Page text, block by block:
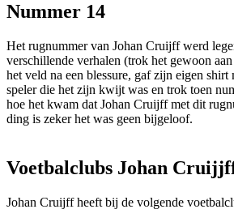
Nummer 14
Het rugnummer van Johan Cruijff werd
verschillende verhalen (trok het gewoon
het veld na een blessure, gaf zijn eigen shirt
speler die het zijn kwijt was en trok toen
hoe het kwam dat Johan Cruijff met dit
ding is zeker het was geen bijgeloof.
Voetbalclubs Johan
Johan Cruijff heeft bij de volgende